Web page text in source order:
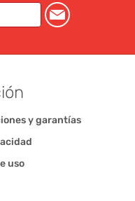
y garantías
uso